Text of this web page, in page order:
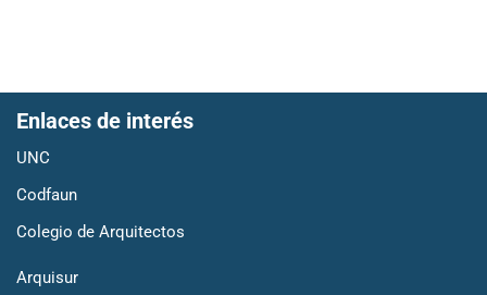
Enlaces de interés
UNC
Codfaun
Colegio de Arquitectos
Arquisur